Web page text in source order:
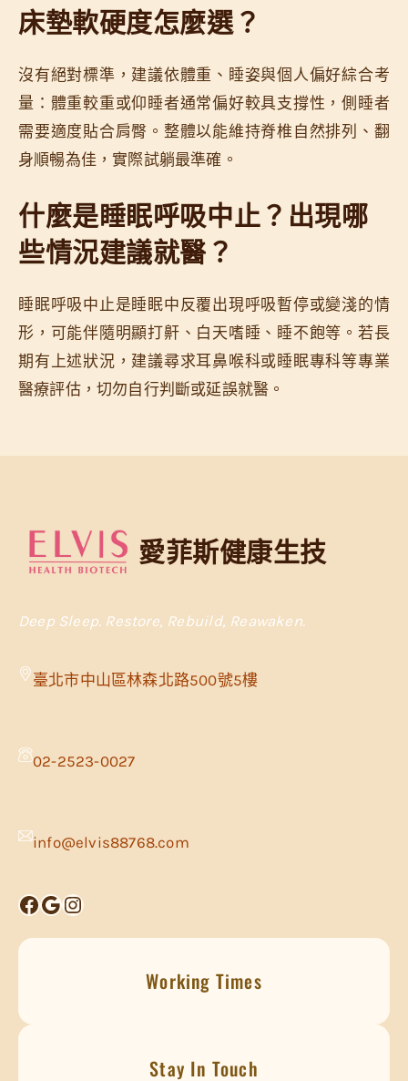
床墊軟硬度怎麼選？
沒有絕對標準，建議依體重、睡姿與個人偏好綜合考
量：體重較重或仰睡者通常偏好較具支撐性，側睡者
需要適度貼合肩臀。整體以能維持脊椎自然排列、翻
身順暢為佳，實際試躺最準確。
什麼是睡眠呼吸中止？出現哪
些情況建議就醫？
睡眠呼吸中止是睡眠中反覆出現呼吸暫停或變淺的情
形，可能伴隨明顯打鼾、白天嗜睡、睡不飽等。若長
期有上述狀況，建議尋求耳鼻喉科或睡眠專科等專業
醫療評估，切勿自行判斷或延誤就醫。
愛菲斯健康生技
Deep Sleep. Restore, Rebuild, Reawaken.
臺北市中山區林森北路500號5樓
02-2523-0027
info@elvis88768.com
Facebook Google Instagram
Working Times
Stay In Touch